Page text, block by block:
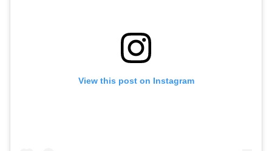
View this post on Instagram